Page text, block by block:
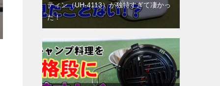
ティン（UH-4113）が独特すぎて凄かっ
た！